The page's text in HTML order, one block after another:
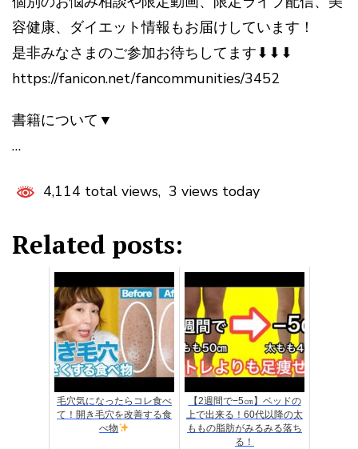
容健康、ダイエット情報もお届けしています！
是非みなさまのご参加お待ちしてます⬇︎⬇︎⬇︎
https://fanicon.net/fancommunities/3452
書籍について▼
…
4,114 total views, 3 views today
Related posts:
毛穴気になったらコレ食べ
て！開き毛穴を改善する食
べ物
【2週間で−5㎝】ベッドの
上で出来る！60代以降の太
ももの脂肪がみるみる落ち
る！